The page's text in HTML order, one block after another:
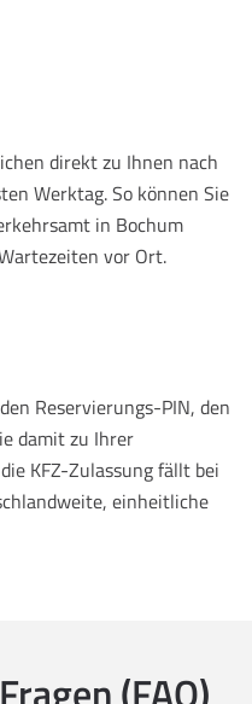
direkt zu Ihnen nach
Werktag. So können Sie
in Bochum
vor Ort.
Reservierungs-PIN, den
damit zu Ihrer
KFZ-Zulassung fällt bei
einheitliche